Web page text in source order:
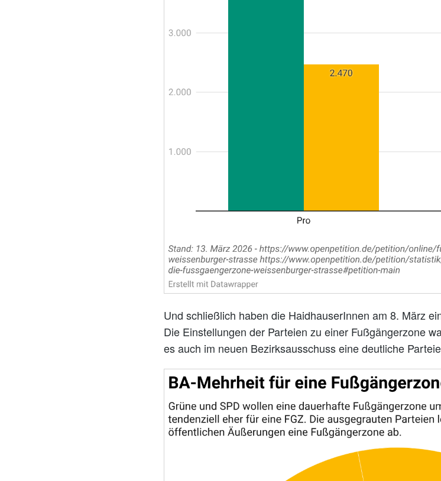
Und schließlich haben die HaidhauserInnen am 8. März
Die Einstellungen der Parteien zu einer Fußgängerzone
es auch im neuen Bezirksausschuss eine deutliche